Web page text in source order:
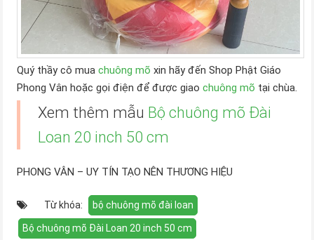
Quý thầy cô muachuông mõxin hãy đến Shop Phật Giáo
Phong Vân hoặc gọi điện để được giaochuông mõ tại chùa.
Xem thêm mẫu Bộ chuông mõ Đài
Loan 20 inch 50 cm
PHONG VÂN – UY TÍN TẠO NÊN THƯƠNG HIỆU
Từ khóa: bộ chuông mõ đài loan
Bộ chuông mõ Đài Loan 20 inch 50 cm